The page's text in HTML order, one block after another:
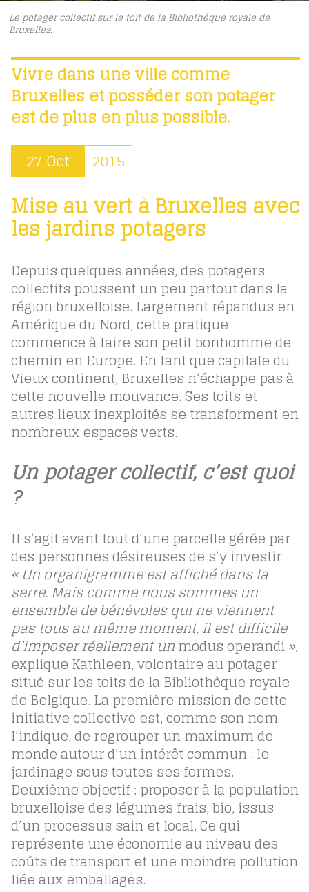
Le potager collectif sur le toit de la Bibliothèque royale de
Bruxelles.
Vivre dans une ville comme
Bruxelles et posséder son potager
est de plus en plus possible.
27 Oct 2015
Mise au vert à Bruxelles avec
les jardins potagers
Depuis quelques années, des potagers
collectifs poussent un peu partout dans la
région bruxelloise. Largement répandus en
Amérique du Nord, cette pratique
commence à faire son petit bonhomme de
chemin en Europe. En tant que capitale du
Vieux continent, Bruxelles n’échappe pas à
cette nouvelle mouvance. Ses toits et
autres lieux inexploités se transforment en
nombreux espaces verts.
Un potager collectif, c’est quoi
?
Il s’agit avant tout d’une parcelle gérée par
des personnes désireuses de s’y investir.
« Un organigramme est affiché dans la
serre. Mais comme nous sommes un
ensemble de bénévoles qui ne viennent
pas tous au même moment, il est difficile
d’imposer réellement unmodus operandi»,
explique Kathleen, volontaire au potager
situé sur les toits de la Bibliothèque royale
de Belgique. La première mission de cette
initiative collective est, comme son nom
l’indique, de regrouper un maximum de
monde autour d’un intérêt commun : le
jardinage sous toutes ses formes.
Deuxième objectif : proposer à la population
bruxelloise des légumes frais, bio, issus
d’un processus sain et local. Ce qui
représente une économie au niveau des
coûts de transport et une moindre pollution
liée aux emballages.